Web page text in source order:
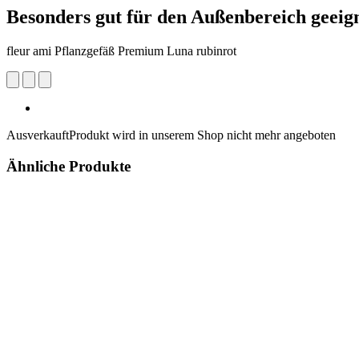
Besonders gut für den Außenbereich
fleur ami Pflanzgefäß Premium Luna rubinrot
AusverkauftProdukt wird in unserem Shop nicht mehr angeboten
Ähnliche Produkte